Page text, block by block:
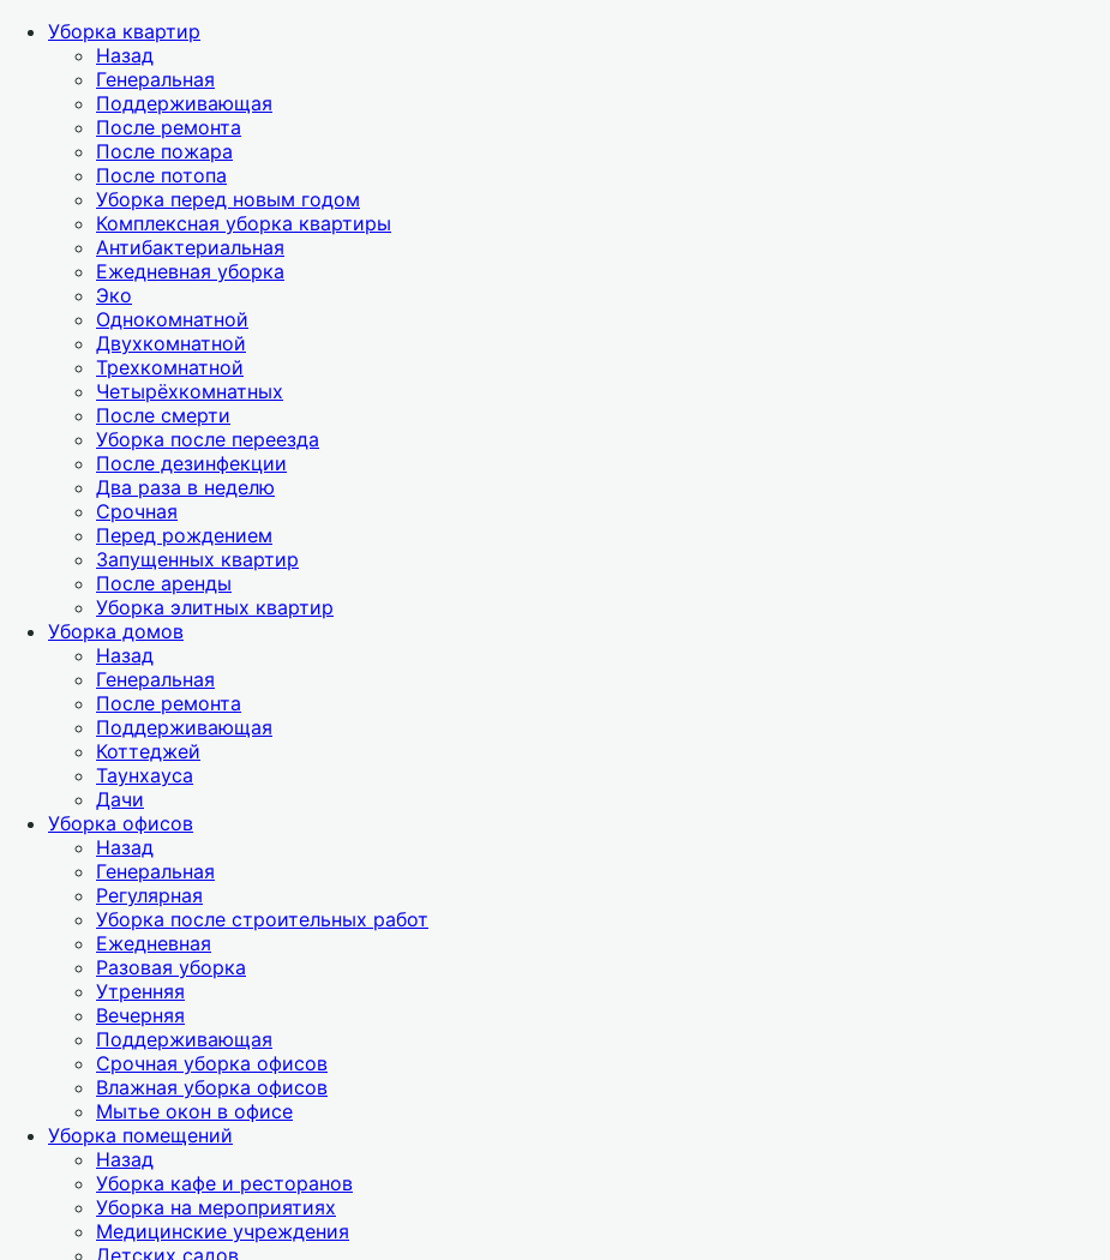
Уборка квартир
Назад
Генеральная
Поддерживающая
После ремонта
После пожара
После потопа
Уборка перед новым годом
Комплексная уборка квартиры
Антибактериальная
Ежедневная уборка
Эко
Однокомнатной
Двухкомнатной
Трехкомнатной
Четырёхкомнатных
После смерти
Уборка после переезда
После дезинфекции
Два раза в неделю
Срочная
Перед рождением
Запущенных квартир
После аренды
Уборка элитных квартир
Уборка домов
Назад
Генеральная
После ремонта
Поддерживающая
Коттеджей
Таунхауса
Дачи
Уборка офисов
Назад
Генеральная
Регулярная
Уборка после строительных работ
Ежедневная
Разовая уборка
Утренняя
Вечерняя
Поддерживающая
Срочная уборка офисов
Влажная уборка офисов
Мытье окон в офисе
Уборка помещений
Назад
Уборка кафе и ресторанов
Уборка на мероприятиях
Медицинские учреждения
Детских садов